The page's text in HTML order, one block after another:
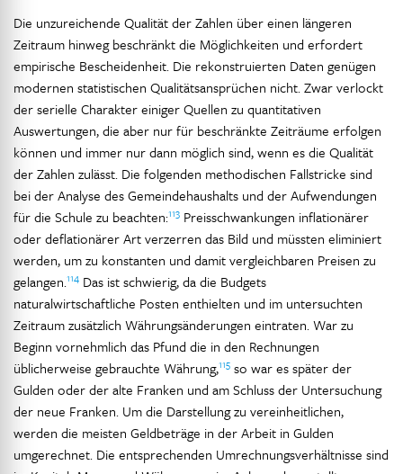
Die unzureichende Qualität der Zahlen über einen längeren
Zeitraum hinweg beschränkt die Möglichkeiten und erfordert
empirische Bescheidenheit. Die rekonstruierten Daten genügen
modernen statistischen Qualitätsansprüchen nicht. Zwar verlockt
der serielle Charakter einiger Quellen zu quantitativen
Auswertungen, die aber nur für beschränkte Zeiträume erfolgen
können und immer nur dann möglich sind, wenn es die Qualität
der Zahlen zulässt. Die folgenden methodischen Fallstricke sind
bei der Analyse des Gemeindehaushalts und der Aufwendungen
für die Schule zu beachten:113 Preisschwankungen inflationärer
oder deflationärer Art verzerren das Bild und müssten eliminiert
werden, um zu konstanten und damit vergleichbaren Preisen zu
gelangen.114 Das ist schwierig, da die Budgets
naturalwirtschaftliche Posten enthielten und im untersuchten
Zeitraum zusätzlich Währungsänderungen eintraten. War zu
Beginn vornehmlich das Pfund die in den Rechnungen
üblicherweise gebrauchte Währung,115 so war es später der
Gulden oder der alte Franken und am Schluss der Untersuchung
der neue Franken. Um die Darstellung zu vereinheitlichen,
werden die meisten Geldbeträge in der Arbeit in Gulden
umgerechnet. Die entsprechenden Umrechnungsverhältnisse sind